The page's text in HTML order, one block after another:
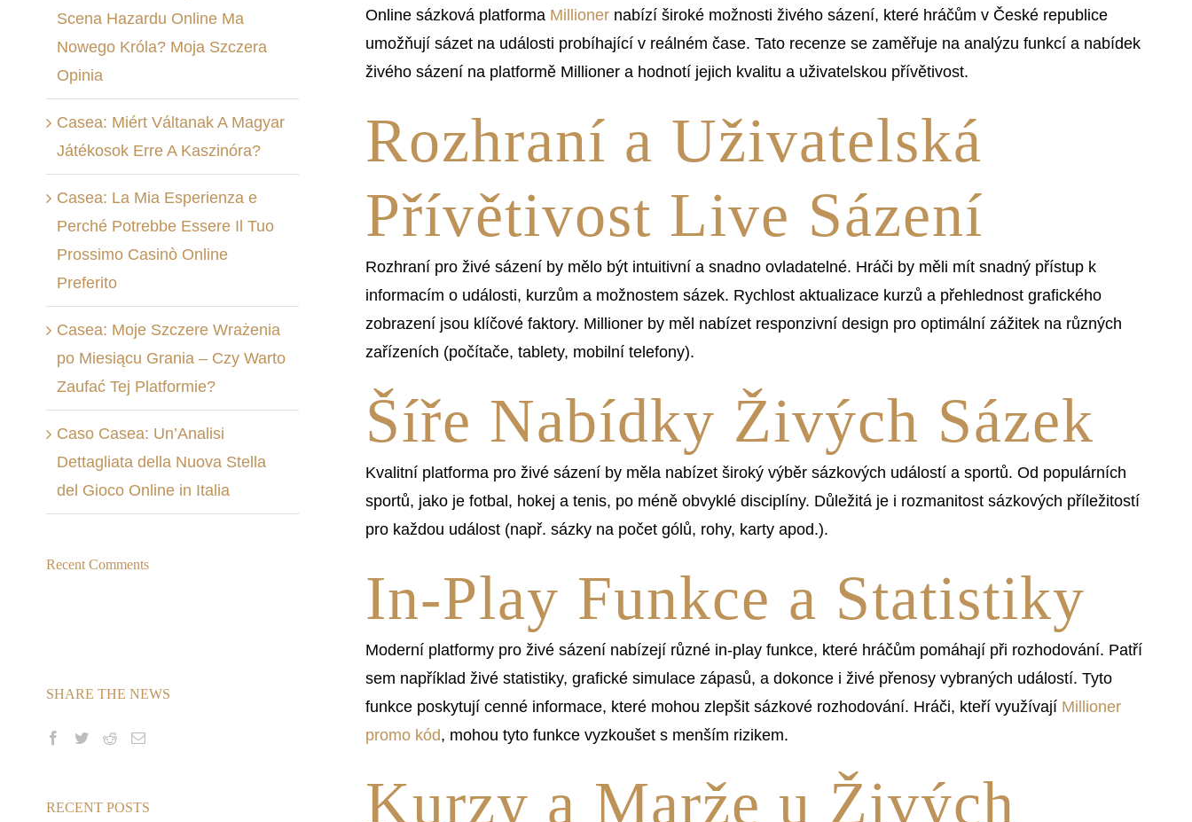
Online sázková platforma Millionernabízí široké možnosti živého sázení, které hráčům v České republice
umožňují sázet na události probíhající v reálném čase. Tato recenze se zaměřuje na analýzu funkcí a nabídek
živého sázení na platformě Millioner a hodnotí jejich kvalitu a uživatelskou přívětivost.
Rozhraní a Uživatelská
Přívětivost Live Sázení
Rozhraní pro živé sázení by mělo být intuitivní a snadno ovladatelné. Hráči by měli mít snadný přístup k
informacím o události, kurzům a možnostem sázek. Rychlost aktualizace kurzů a přehlednost grafického
zobrazení jsou klíčové faktory. Millioner by měl nabízet responzivní design pro optimální zážitek na různých
zařízeních (počítače, tablety, mobilní telefony).
Šíře Nabídky Živých Sázek
Kvalitní platforma pro živé sázení by měla nabízet široký výběr sázkových událostí a sportů. Od populárních
sportů, jako je fotbal, hokej a tenis, po méně obvyklé disciplíny. Důležitá je i rozmanitost sázkových příležitostí
pro každou událost (např. sázky na počet gólů, rohy, karty apod.).
In-Play Funkce a Statistiky
Moderní platformy pro živé sázení nabízejí různé in-play funkce, které hráčům pomáhají při rozhodování. Patří
sem například živé statistiky, grafické simulace zápasů, a dokonce i živé přenosy vybraných událostí. Tyto
funkce poskytují cenné informace, které mohou zlepšit sázkové rozhodování. Hráči, kteří využívají Millioner
promo kód, mohou tyto funkce vyzkoušet s menším rizikem.
Kurzy a Marže u Živých
Scena Hazardu Online Ma
Nowego Króla? Moja Szczera
Opinia
Casea: Miért Váltanak A Magyar
Játékosok Erre A Kaszinóra?
Casea: La Mia Esperienza e
Perché Potrebbe Essere Il Tuo
Prossimo Casinò Online
Preferito
Casea: Moje Szczere Wrażenia
po Miesiącu Grania – Czy Warto
Zaufać Tej Platformie?
Caso Casea: Un’Analisi
Dettagliata della Nuova Stella
del Gioco Online in Italia
Recent Comments
SHARE THE NEWS
RECENT POSTS